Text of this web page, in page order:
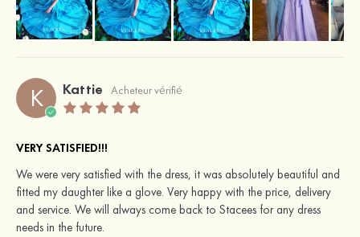
K Kattie Acheteur vérifié
VERY SATISFIED!!!
We were very satisfied with the dress, it was absolutely beautiful and
fitted my daughter like a glove. Very happy with the price, delivery
and service. We will always come back to Stacees for any dress
needs in the future.